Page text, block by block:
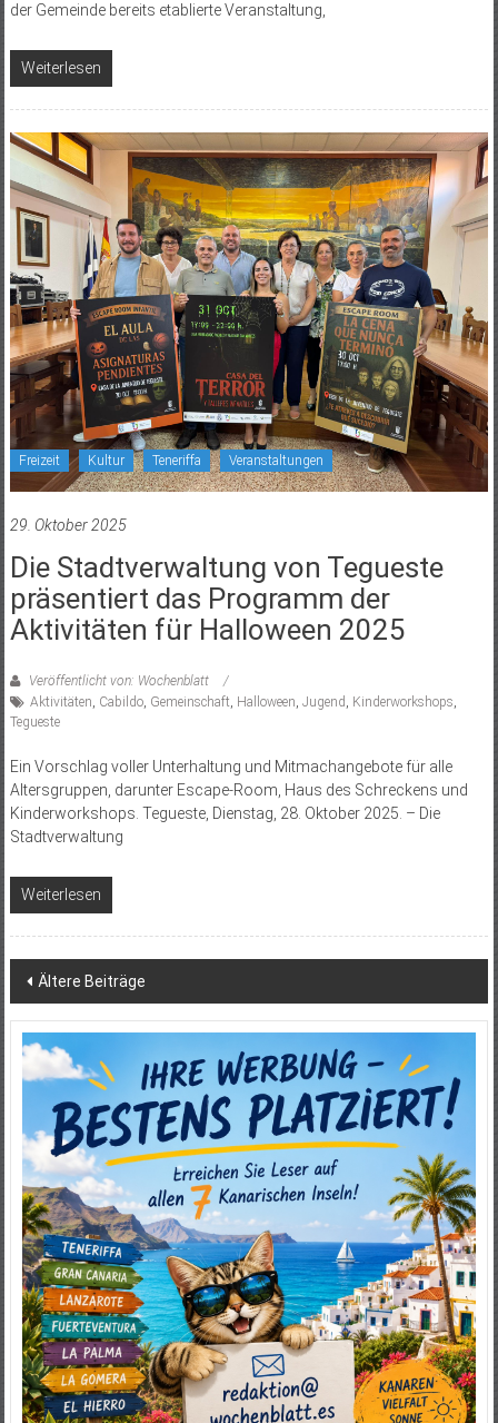
der Gemeinde bereits etablierte Veranstaltung,
Weiterlesen
Freizeit Kultur Teneriffa Veranstaltungen
29. Oktober 2025
Die Stadtverwaltung von Tegueste
präsentiert das Programm der
Aktivitäten für Halloween 2025
Veröffentlicht von: Wochenblatt
Aktivitäten, Cabildo, Gemeinschaft, Halloween, Jugend , Kinderworkshops,
Tegueste
Ein Vorschlag voller Unterhaltung und Mitmachangebote für alle
Altersgruppen, darunter Escape-Room, Haus des Schreckens und
Kinderworkshops. Tegueste, Dienstag, 28. Oktober 2025. – Die
Stadtverwaltung
Weiterlesen
Beitragsnavigation
Ältere Beiträge